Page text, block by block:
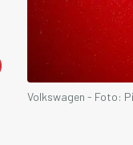
Volkswagen - Foto: